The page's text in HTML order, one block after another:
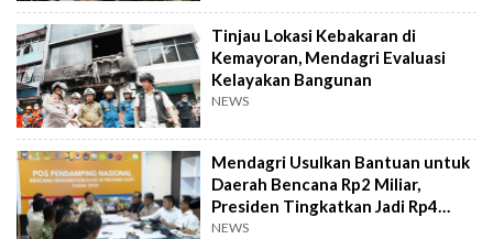
Tinjau Lokasi Kebakaran di
Kemayoran, Mendagri Evaluasi
Kelayakan Bangunan
NEWS
Mendagri Usulkan Bantuan untuk
Daerah Bencana Rp2 Miliar,
Presiden Tingkatkan Jadi Rp4
Miliar
NEWS